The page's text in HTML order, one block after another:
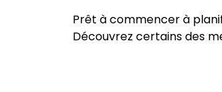
Prêt à commencer à
Découvrez certains des